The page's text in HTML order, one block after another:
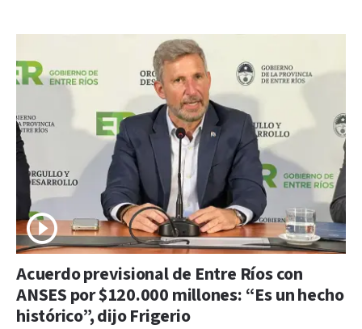
Acuerdo previsional de Entre Ríos con
ANSES por $120.000 millones: “Es un hecho
histórico”, dijo Frigerio